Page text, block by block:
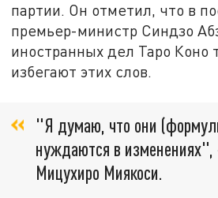
партии. Он отметил, что в
премьер-министр Синдзо
иностранных дел Таро Коно
избегают этих слов.
"Я думаю, что они
нуждаются в изменениях",
Мицухиро Миякоси.